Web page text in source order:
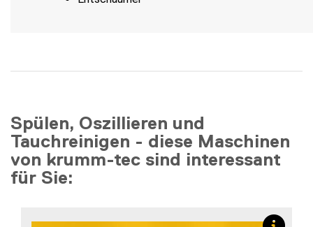
Spülen, Oszillieren und
Tauchreinigen - diese Maschinen
von krumm-tec sind interessant
für Sie: